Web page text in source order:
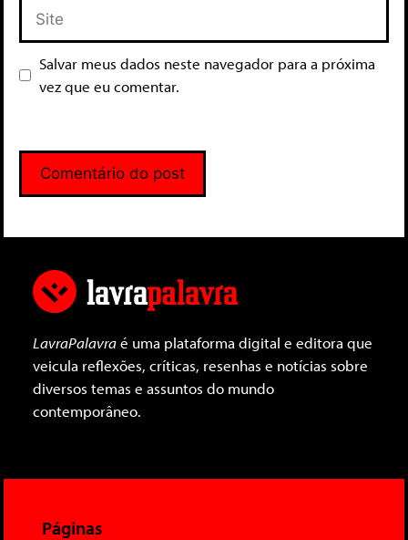
Salvar meus dados neste navegador para a próxima
vez que eu comentar.
LavraPalavraé uma plataforma digital e editora que
veicula reflexões, críticas, resenhas e notícias sobre
diversos temas e assuntos do mundo
contemporâneo.
Páginas